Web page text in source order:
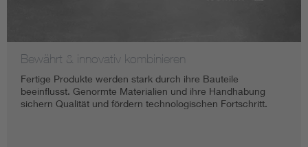
Bewährt & innovativ kombinieren
Fertige Produkte werden stark durch ihre Bauteile
beeinflusst. Genormte Materialien und ihre Handhabung
sichern Qualität und fördern technologischen Fortschritt.